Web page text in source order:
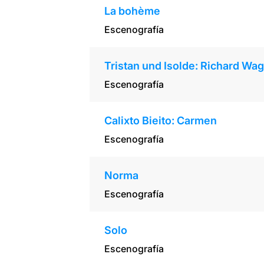
La bohème
Escenografía
Tristan und Isolde: Richard
Escenografía
Calixto Bieito: Carmen
Escenografía
Norma
Escenografía
Solo
Escenografía